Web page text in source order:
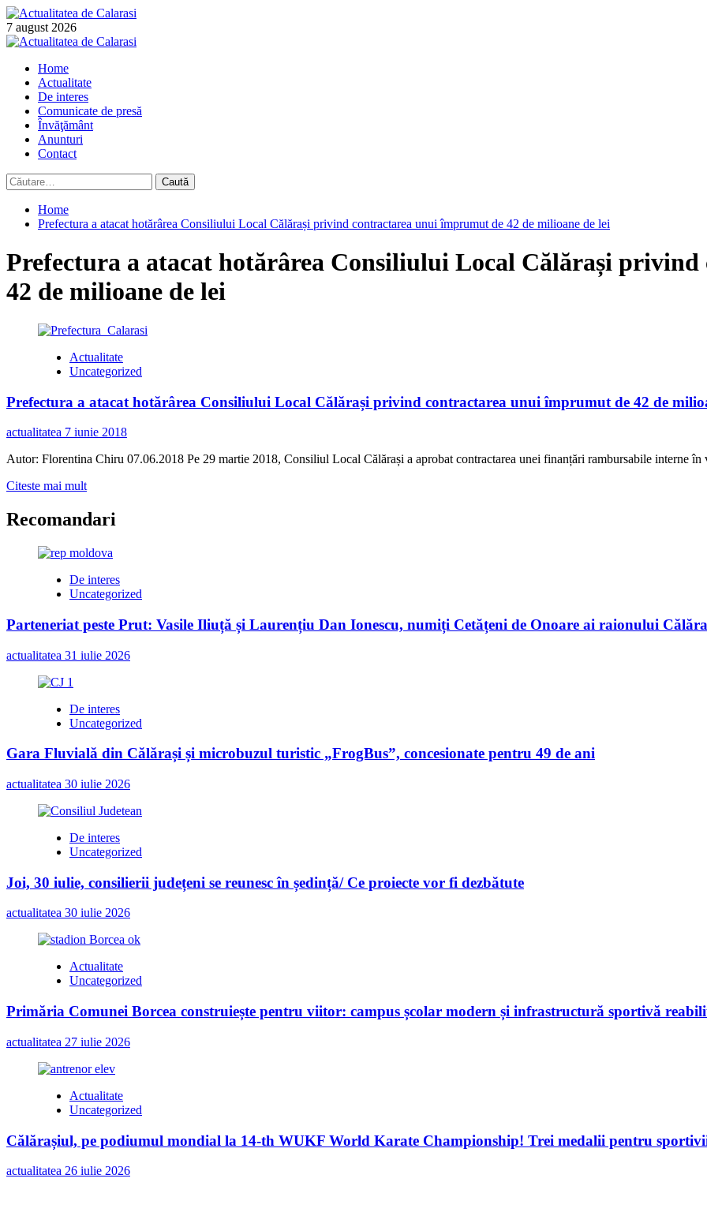
Skip
to
content
7 august 2026
Primary
Home
Actualitate
De interes
Comunicate de presă
Învăţământ
Anunturi
Contact
Caută
după:
Home
Prefectura a atacat hotărârea Consiliului Local Călărași privind contractarea unui împrumut de 42 de milioane de lei
Prefectura a atacat hotărârea Consiliului Local Călărași
42 de milioane de lei
Actualitate
Uncategorized
Prefectura a atacat hotărârea Consiliului Local Călărași privind contractarea unui împrumut de 42 de
actualitatea 7 iunie 2018
Autor: Florentina Chiru 07.06.2018 Pe 29 martie 2018, Consiliul Local Călărași a aprobat contractarea unei finanțări rambursabile interne în
Citeste mai multRead
about
Prefectura
atacat
Consiliului
Local
privind
unui
de
milioane
lei
Recomandari
De interes
Uncategorized
Parteneriat peste Prut: Vasile Iliuță și Laurențiu Dan Ionescu, numiți Cetățeni de Onoare ai raionului
actualitatea 31 iulie 2026
De interes
Uncategorized
Gara Fluvială din Călărași și microbuzul turistic „FrogBus”, concesionate pentru 49 de ani
actualitatea 30 iulie 2026
De interes
Uncategorized
Joi, 30 iulie, consilierii județeni se reunesc în ședință/ Ce proiecte vor fi dezbătute
actualitatea 30 iulie 2026
Actualitate
Uncategorized
Primăria Comunei Borcea construiește pentru viitor: campus școlar modern și infrastructură sportivă
actualitatea 27 iulie 2026
Actualitate
Uncategorized
Călărașiul, pe podiumul mondial la 14-th WUKF World Karate Championship! Trei medalii pentru
actualitatea 26 iulie 2026